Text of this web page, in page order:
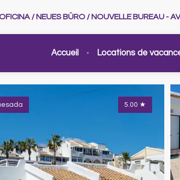
/ NEUES BÜRO / NOUVELLE BUREAU -
Accueil Locations de
5.00 ★